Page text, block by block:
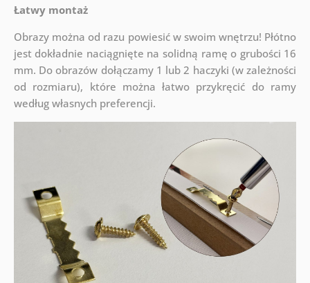
Łatwy montaż
Obrazy można od razu powiesić w swoim wnętrzu! Płótno
jest dokładnie naciągnięte na solidną ramę o grubości 16
mm. Do obrazów dołączamy 1 lub 2 haczyki (w zależności
od rozmiaru), które można łatwo przykręcić do ramy
według własnych preferencji.